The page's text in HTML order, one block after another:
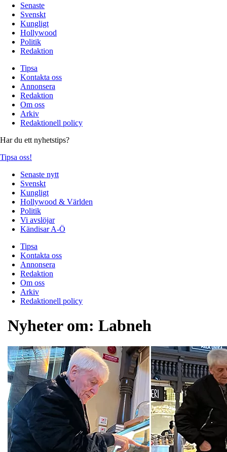
Senaste
Svenskt
Kungligt
Hollywood
Politik
Redaktion
Tipsa
Kontakta oss
Annonsera
Redaktion
Om oss
Arkiv
Redaktionell policy
Har du ett nyhetstips?
Tipsa oss!
Senaste nytt
Svenskt
Kungligt
Hollywood & Världen
Politik
Vi avslöjar
Kändisar A-Ö
Tipsa
Kontakta oss
Annonsera
Redaktion
Om oss
Arkiv
Redaktionell policy
Nyheter om: Labneh